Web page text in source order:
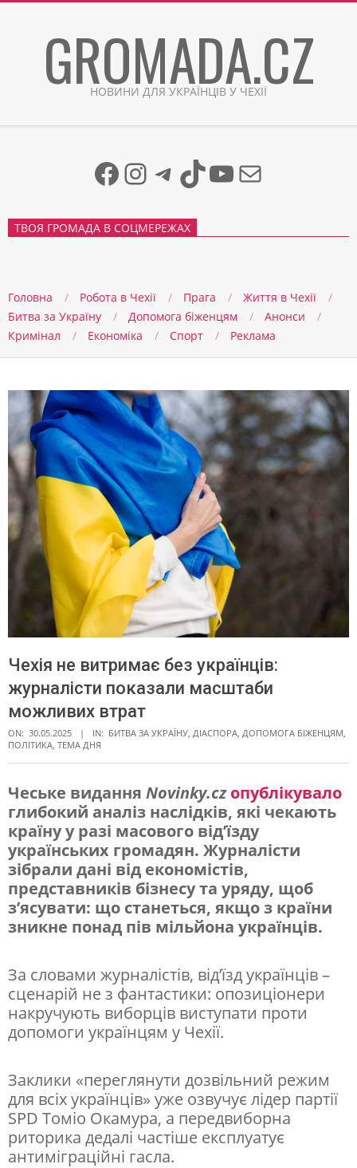
GROMADA.CZ
НОВИНИ ДЛЯ УКРАЇНЦІВ У ЧЕХІЇ
Facebook
Instagram
Telegram
TikTok
YouTube
Mail
ТВОЯ ГРОМАДА В СОЦМЕРЕЖАХ
Головна Робота в Чехії Прага
Життя в Чеxії
Битва за Україну
Допомога біженцям
Анонси
Кримінал
Економіка Спорт Реклама
Чехія не витримає без українців:
журналісти показали масштаби
можливих втрат
ON: 30.05.2025 IN: БИТВА ЗА УКРАЇНУ, ДІАСПОРА, ДОПОМОГА БІЖЕНЦЯМ,
ПОЛІТИКА, ТЕМА ДНЯ
Ч
е
х
і
я
е
в
и
т
р
и
м
а
Чеське видання Novinky.cz опублікувало
глибокий аналіз наслідків, які чекають
країну у разі масового від’їзду
українських громадян. Журналісти
зібрали дані від економістів,
представників бізнесу та уряду, щоб
з’ясувати: що станеться, якщо з країни
зникне понад пів мільйона українців.
За словами журналістів, від’їзд українців –
сценарій не з фантастики: опозиціонери
накручують виборців виступати проти
допомоги українцям у Чехії.
Заклики «переглянути дозвільний режим
для всіх українців» уже озвучує лідер партії
SPD Томіо Окамура, а передвиборна
риторика дедалі частіше експлуатує
антиміграційні гасла.